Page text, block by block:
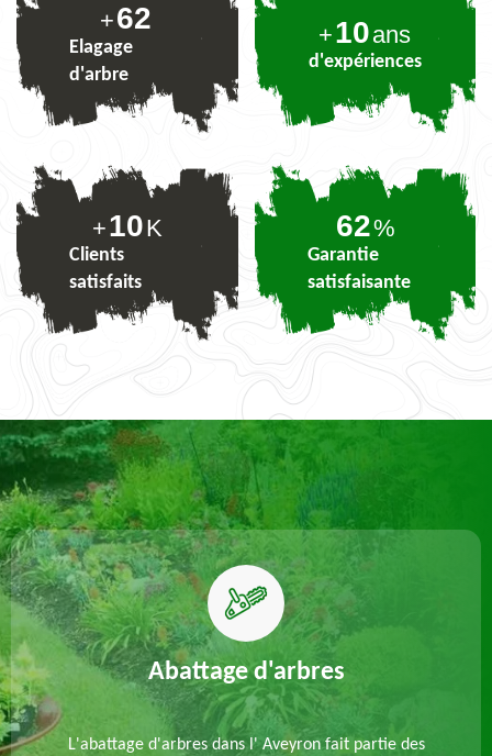
+77
Elagage
d'arbre
+10ans
d'expériences
+10K
Clients
satisfaits
77%
Garantie
satisfaisante
Abattage d'arbres
L'abattage d'arbres dans l' Aveyron fait partie des